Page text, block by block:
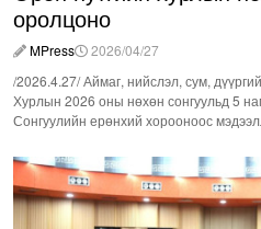
оролцоно
MPress
2026/04/27
/2026.4.27/ Аймаг, нийслэл, сум,
Хурлын 2026 оны нөхөн сонгуульд 5
Сонгуулийн ерөнхий хорооноос